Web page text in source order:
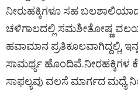
ನೀರುಹಕ್ಕಿಗಳೂ ಸಹ
ಚಳಿಗಾಲದಲ್ಲಿ ಸಮಶೀತೋಷ್ಣ
ಹವಾಮಾನ ಪ್ರತಿಕೂಲವಾಗಿದ್ದಲ್ಲಿ,
ಸಾಮರ್ಥ್ಯ ಹೊಂದಿವೆ.ನೀರಹಕ್ಕಿಗಳ
ಸಾಫಲ್ಯವು ವಲಸೆ ಮಾರ್ಗದ ಮಧ್ಯೆ